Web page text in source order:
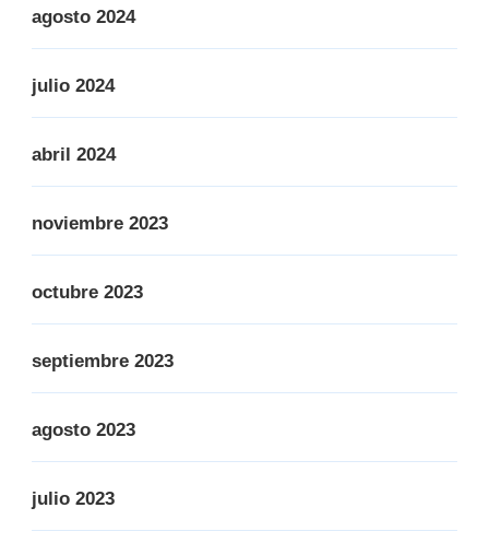
agosto 2024
julio 2024
abril 2024
noviembre 2023
octubre 2023
septiembre 2023
agosto 2023
julio 2023